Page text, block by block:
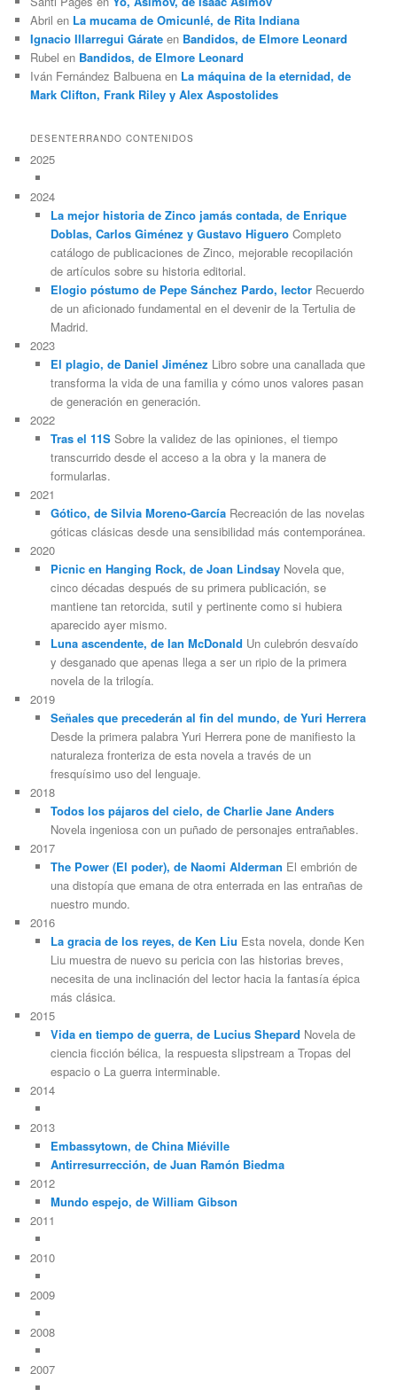
Abril en La mucama de Omicunlé, de Rita Indiana
Ignacio Illarregui Gárate en Bandidos, de Elmore Leonard
Rubel en Bandidos, de Elmore Leonard
Iván Fernández Balbuena en La máquina de la eternidad, de
Mark Clifton, Frank Riley y Alex Aspostolides
DESENTERRANDO CONTENIDOS
2025
2024
La mejor historia de Zinco jamás contada, de Enrique
Doblas, Carlos Giménez y Gustavo HigueroCompleto
catálogo de publicaciones de Zinco, mejorable recopilación
de artículos sobre su historia editorial.
Elogio póstumo de Pepe Sánchez Pardo, lectorRecuerdo
de un aficionado fundamental en el devenir de la Tertulia de
Madrid.
2023
El plagio, de Daniel Jiménez Libro sobre una canallada que
transforma la vida de una familia y cómo unos valores pasan
de generación en generación.
2022
Tras el 11SSobre la validez de las opiniones, el tiempo
transcurrido desde el acceso a la obra y la manera de
formularlas.
2021
Gótico, de Silvia Moreno-GarcíaRecreación de las novelas
góticas clásicas desde una sensibilidad más contemporánea.
2020
Picnic en Hanging Rock, de Joan LindsayNovela que,
cinco décadas después de su primera publicación, se
mantiene tan retorcida, sutil y pertinente como si hubiera
aparecido ayer mismo.
Luna ascendente, de Ian McDonald Un culebrón desvaído
y desganado que apenas llega a ser un ripio de la primera
novela de la trilogía.
2019
Señales que precederán al fin del mundo, de Yuri Herrera
Desde la primera palabra Yuri Herrera pone de manifiesto la
naturaleza fronteriza de esta novela a través de un
fresquísimo uso del lenguaje.
2018
Todos los pájaros del cielo, de Charlie Jane Anders
Novela ingeniosa con un puñado de personajes entrañables.
2017
The Power (El poder), de Naomi Alderman El embrión de
una distopía que emana de otra enterrada en las entrañas de
nuestro mundo.
2016
La gracia de los reyes, de Ken Liu Esta novela, donde Ken
Liu muestra de nuevo su pericia con las historias breves,
necesita de una inclinación del lector hacia la fantasía épica
más clásica.
2015
Vida en tiempo de guerra, de Lucius Shepard Novela de
ciencia ficción bélica, la respuesta slipstream a Tropas del
espacio o La guerra interminable.
2014
2013
Embassytown, de China Miéville
Antirresurrección, de Juan Ramón Biedma
2012
Mundo espejo, de William Gibson
2011
2010
2009
2008
2007